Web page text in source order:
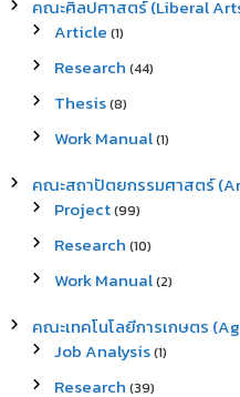
คณะศิลปศาสตร์ (Liberal
Article (1)
Research (44)
Thesis(8)
Work Manual(1)
คณะสถาปัตยกรรมศาสตร์
Project(99)
Research (10)
Work Manual(2)
คณะเทคโนโลยีการเกษตร
Job Analysis(1)
Research (39)